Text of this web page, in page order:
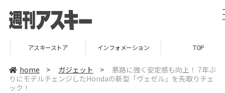
アスキーストア インフォメーション TOP
home > ガジェット >
悪路に強く安定感も向上！ 7年ぶ
りにモデルチェンジしたHondaの新型「ヴェゼル」を先取りチェ
ック！